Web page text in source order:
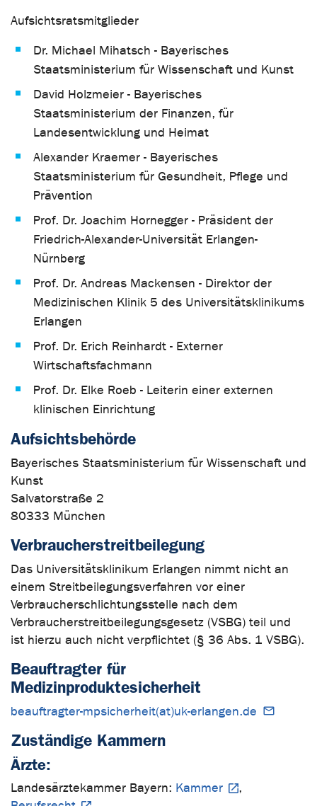
Aufsichtsratsmitglieder
Dr. Michael Mihatsch - Bayerisches
Staatsministerium für Wissenschaft und Kunst
David Holzmeier - Bayerisches
Staatsministerium der Finanzen, für
Landesentwicklung und Heimat
Alexander Kraemer - Bayerisches
Staatsministerium für Gesundheit, Pflege und
Prävention
Prof. Dr. Joachim Hornegger - Präsident der
Friedrich-Alexander-Universität Erlangen-
Nürnberg
Prof. Dr. Andreas Mackensen - Direktor der
Medizinischen Klinik 5 des Universitätsklinikums
Erlangen
Prof. Dr. Erich Reinhardt - Externer
Wirtschaftsfachmann
Prof. Dr. Elke Roeb - Leiterin einer externen
klinischen Einrichtung
Aufsichtsbehörde
Bayerisches Staatsministerium für Wissenschaft und
Kunst
Salvatorstraße 2
80333 München
Verbraucherstreitbeilegung
Das Universitätsklinikum Erlangen nimmt nicht an
einem Streitbeilegungsverfahren vor einer
Verbraucherschlichtungsstelle nach dem
Verbraucherstreitbeilegungsgesetz (VSBG) teil und
ist hierzu auch nicht verpflichtet (§ 36 Abs. 1 VSBG).
Beauftragter für
Medizinproduktesicherheit
beauftragter-mpsicherheit(at)uk-erlangen.de
Zuständige Kammern
Ärzte:
Landesärztekammer Bayern: Kammer
,